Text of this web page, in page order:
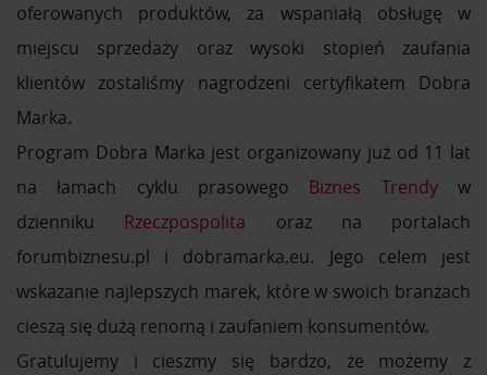
oferowanych produktów, za wspaniałą obsługę w
miejscu sprzedaży oraz wysoki stopień zaufania
klientów zostaliśmy nagrodzeni certyfikatem Dobra
Marka.
Program Dobra Marka jest organizowany już od 11 lat
na łamach cyklu prasowego Biznes Trendyw
dzienniku Rzeczpospolita oraz na portalach
forumbiznesu.pl i dobramarka.eu. Jego celem jest
wskazanie najlepszych marek, które w swoich branżach
cieszą się dużą renomą i zaufaniem konsumentów.
Gratulujemy i cieszmy się bardzo, że możemy z